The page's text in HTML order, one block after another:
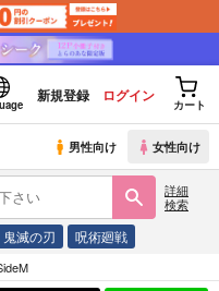
新規登録 ログイン
カート
男性向け 女性向け
詳細
検索
鬼滅の刃 呪術廻戦